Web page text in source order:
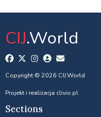
CIJ.World
Copyright © 2026 CIJ.World
Projekt i realizacja clivio.pl
Sections